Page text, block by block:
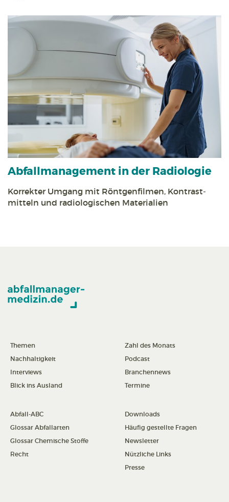
Abfall­management in der Radiologie
Korrekter Umgang mit Röntgen­filmen, Kontrast­
mitteln und radiologischen Materialien
Themen
Nachhaltigkeit
Interviews
Blick ins Ausland
Zahl des Monats
Podcast
Branchennews
Termine
Abfall-ABC
Glossar Abfallarten
Glossar Chemische Stoffe
Recht
Downloads
Häufig gestellte Fragen
Newsletter
Nützliche Links
Presse